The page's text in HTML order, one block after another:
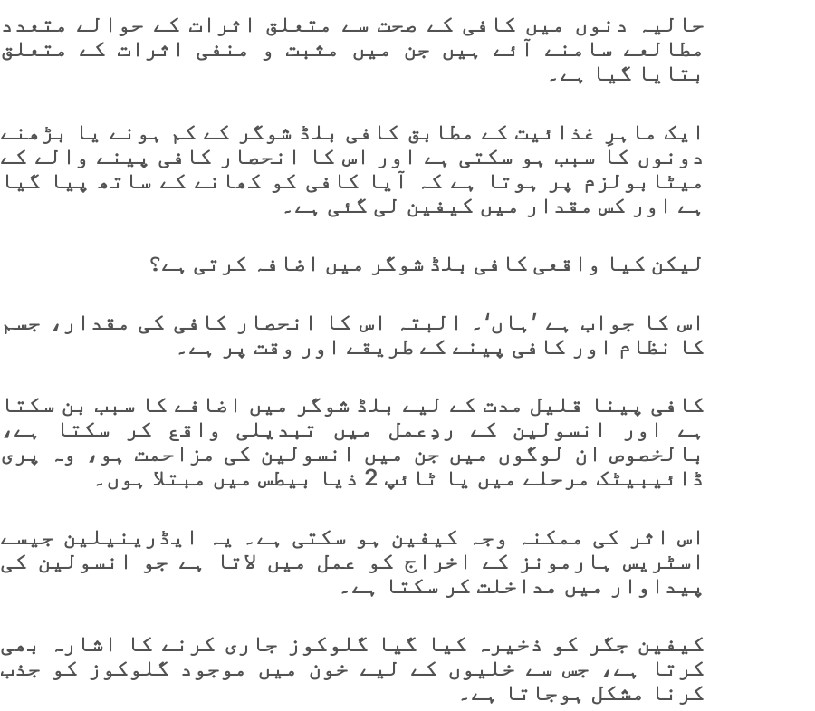
حالیہ دنوں میں کافی کے صحت سے متعلق اثرات کے حوالے متعدد
مطالعے سامنے آئے ہیں جن میں مثبت و منفی اثرات کے متعلق
بتایا گیا ہے۔
ایک ماہرِ غذائیت کے مطابق کافی بلڈ شوگر کے کم ہونے یا بڑھنے
دونوں کا سبب ہو سکتی ہے اور اس کا انحصار کافی پینے والے کے
میٹابولزم پر ہوتا ہے کہ آیا کافی کو کھانے کے ساتھ پیا گیا
ہے اور کس مقدار میں کیفین لی گئی ہے۔
لیکن کیا واقعی کافی بلڈ شوگر میں اضافہ کرتی ہے؟
اس کا جواب ہے ’ہاں‘۔ البتہ اس کا انحصار کافی کی مقدار، جسم
کا نظام اور کافی پینے کے طریقے اور وقت پر ہے۔
کافی پینا قلیل مدت کے لیے بلڈ شوگر میں اضافے کا سبب بن سکتا
ہے اور انسولین کے ردِعمل میں تبدیلی واقع کر سکتا ہے،
بالخصوص ان لوگوں میں جن میں انسولین کی مزاحمت ہو، وہ پری
ڈائیبیٹک مرحلے میں یا ٹائپ 2 ذیا بیطس میں مبتلا ہوں۔
اس اثر کی ممکنہ وجہ کیفین ہو سکتی ہے۔ یہ ایڈرینیلین جیسے
اسٹریس ہارمونز کے اخراج کو عمل میں لاتا ہے جو انسولین کی
پیداوار میں مداخلت کر سکتا ہے۔
کیفین جگر کو ذخیرہ کیا گیا گلوکوز جاری کرنے کا اشارہ بھی
کرتا ہے، جس سے خلیوں کے لیے خون میں موجود گلوکوز کو جذب
کرنا مشکل ہوجاتا ہے۔